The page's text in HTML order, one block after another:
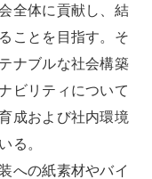
全体に貢献し、結
ことを目指す。そ
ナブルな社会構築
ビリティについて
成および社内環境
る。
への紙素材やバイ